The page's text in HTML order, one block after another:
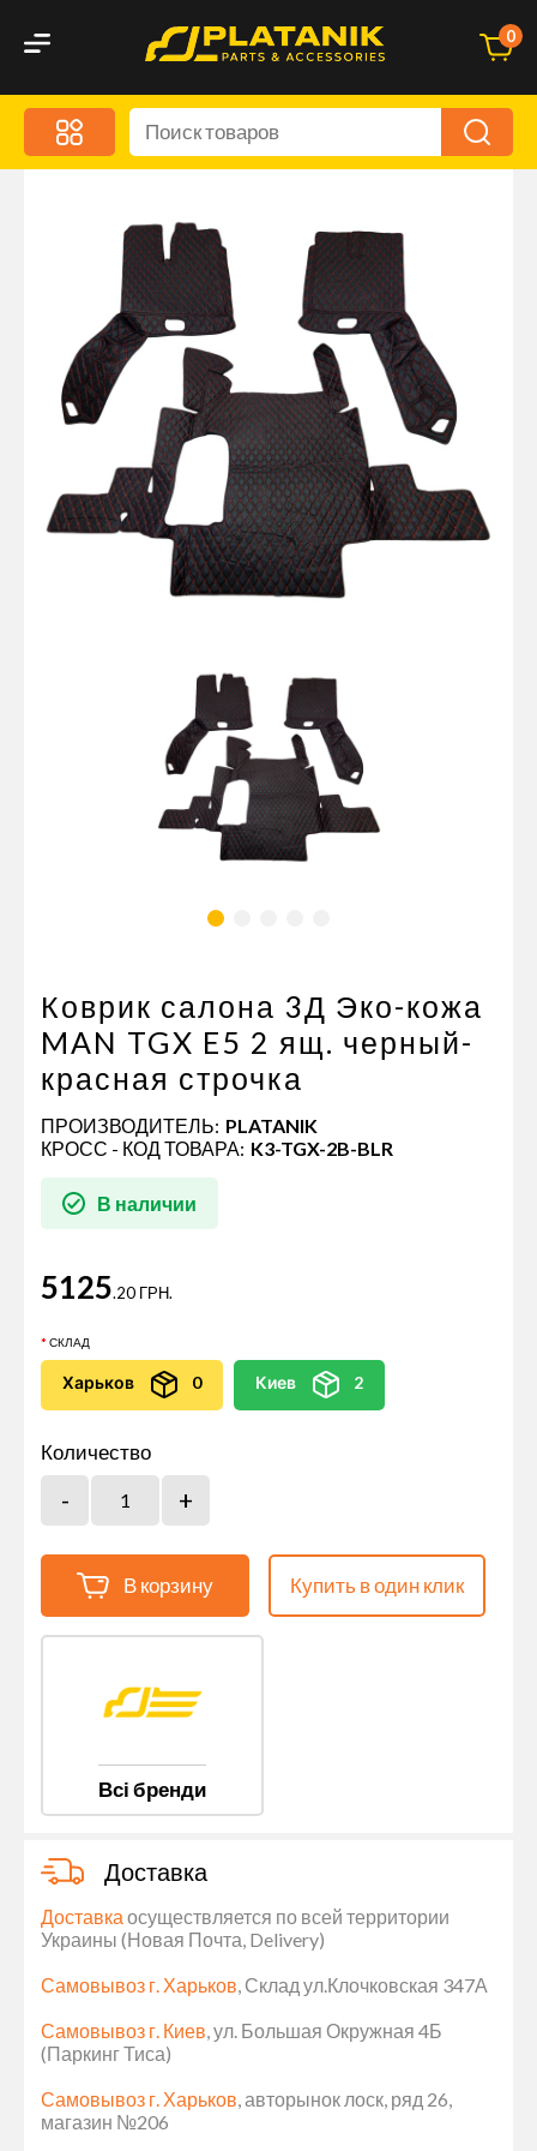
0
Меню
Акционные предложения
Дорожная кухня
Автохимия и уход
Оптика и светотехника
Брызговики
Запчасти кузова и зеркала
Малый коммерческий транспорт
Маркировочные знаки и светоотражатели
Пневматические соединения
Оснащение прицепов
Автономное отопление и
кондиционировани
Стяжные ремни и тросы
Коврик салона 3Д Эко-кожа
MAN TGX E5 2 ящ. черный-
красная строчка
ПРОИЗВОДИТЕЛЬ: PLATANIK
КРОСС - КОД ТОВАРА: K3-TGX-2B-BLR
В наличии
5125.20 ГРН.
СКЛАД
Харьков 0 Киев 2
Количество
В корзину Купить в один клик
Всі бренди
Доставка
Доставка осуществляется по всей территории
Украины (Новая Почта, Delivery)
Самовывоз г. Харьков, Склад ул.Клочковская 347А
Самовывоз г. Киев, ул. Большая Окружная 4Б
(Паркинг Тиса)
Самовывоз г. Харьков, авторынок лоск, ряд 26,
магазин №206